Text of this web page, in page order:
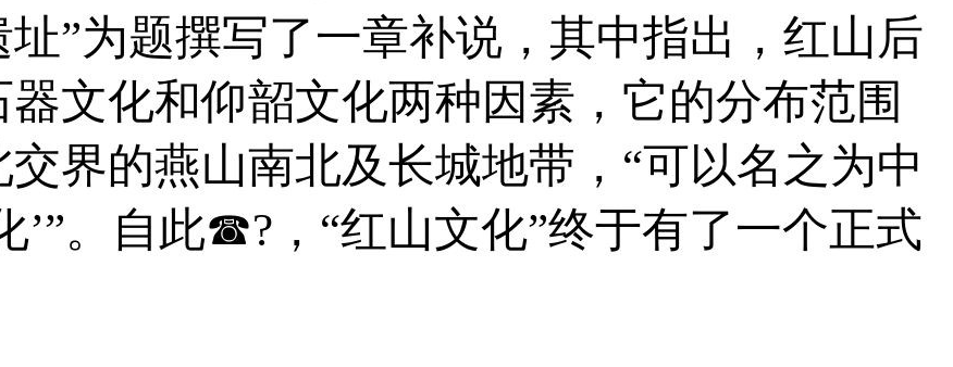
”为题撰写了一章补说，其中指出，红山后
文化和仰韶文化两种因素，它的分布范围
界的燕山南北及长城地带，“可以名之为中
’”。自此☎?，“红山文化”终于有了一个正式